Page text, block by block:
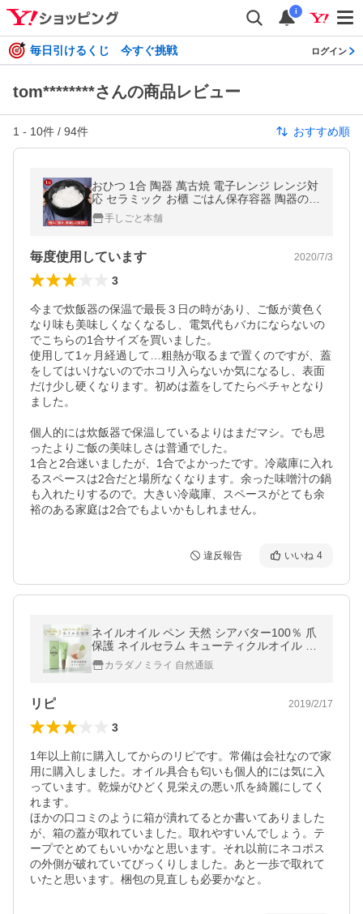
i
毎日引けるくじ 今すぐ挑戦 ログイン
tom********さんの商品レビュー
1 - 10件 / 94件 おすすめ順
おひつ 1合 陶器 萬古焼 電子レンジ レンジ対
応 セラミック お櫃 ごはん保存容器 陶器のお
ひつ 万古焼 弥生陶園 四日市 日本製
手しごと本舗
毎度使用しています 2020/7/3
3
今まで炊飯器の保温で最長３日の時があり、ご飯が黄色く
なり味も美味しくなくなるし、電気代もバカにならないの
でこちらの1合サイズを買いました。
使用して1ヶ月経過して…粗熱が取るまで置くのですが、蓋
をしてはいけないのでホコリ入らないか気になるし、表面
だけ少し硬くなります。初めは蓋をしてたらペチャとなり
ました。
個人的には炊飯器で保温しているよりはまだマシ。でも思
ったよりご飯の美味しさは普通でした。
1合と2合迷いましたが、1合でよかったです。冷蔵庫に入れ
るスペースは2合だと場所なくなります。余った味噌汁の鍋
も入れたりするので。大きい冷蔵庫、スペースがとても余
裕のある家庭は2合でもよいかもしれません。
違反報告 いいね 4
ネイルオイル ペン 天然 シアバター100％ 爪
保護 ネイルセラム キューティクルオイル 甘
皮ケア 爪 美容液 ウルンラップ ネイル美容液
カラダノミライ 自然通販
リピ 2019/2/17
3
1年以上前に購入してからのリピです。常備は会社なので家
用に購入しました。オイル具合も匂いも個人的には気に入
っています。乾燥がひどく見栄えの悪い爪を綺麗にしてく
れます。
ほかの口コミのように箱が潰れてるとか書いてありました
が、箱の蓋が取れていました。取れやすいんでしょう。テ
ープでとめてもいいかなと思います。それ以前にネコポス
の外側が破れていてびっくりしました。あと一歩で取れて
いたと思います。梱包の見直しも必要かなと。